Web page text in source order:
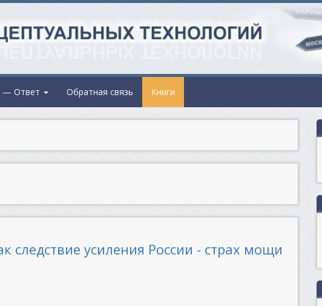
— Ответ Обратная связь Книги
следствие усиления России - страх мощи